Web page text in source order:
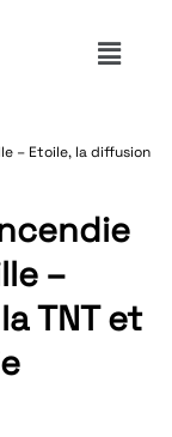
– Etoile, la diffusion
–
TNT et